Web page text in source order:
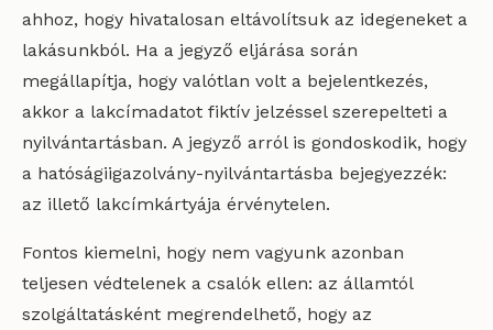
ahhoz, hogy hivatalosan eltávolítsuk az idegeneket a
lakásunkból. Ha a jegyző eljárása során
megállapítja, hogy valótlan volt a bejelentkezés,
akkor a lakcímadatot fiktív jelzéssel szerepelteti a
nyilvántartásban. A jegyző arról is gondoskodik, hogy
a hatóságiigazolvány-nyilvántartásba bejegyezzék:
az illető lakcímkártyája érvénytelen.
Fontos kiemelni, hogy nem vagyunk azonban
teljesen védtelenek a csalók ellen: az államtól
szolgáltatásként megrendelhető, hogy az